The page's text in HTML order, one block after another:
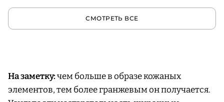
СМОТРЕТЬ ВСЕ
На заметку:чем больше в образе кожаных
элементов, тем более гранжевым он получается.